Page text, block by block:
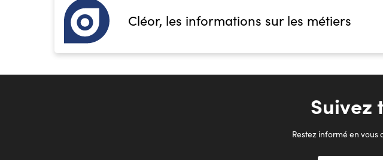
Cléor, les informations sur les métiers
Suivez
Restez informé en vous